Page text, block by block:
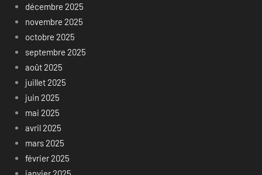
décembre 2025
novembre 2025
octobre 2025
septembre 2025
août 2025
juillet 2025
juin 2025
mai 2025
avril 2025
mars 2025
février 2025